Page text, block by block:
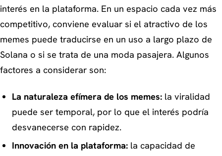
interés en la plataforma. En un espacio cada vez más
competitivo, conviene evaluar si el atractivo de los
memes puede traducirse en un uso a largo plazo de
Solana o si se trata de una moda pasajera. Algunos
factores a considerar son:
La naturaleza efímera de los memes:la viralidad
puede ser temporal, por lo que el interés podría
desvanecerse con rapidez.
Innovación en la plataforma:la capacidad de